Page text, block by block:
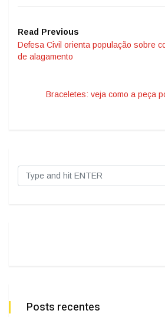
Read Previous
Defesa Civil orienta população sobre
de alagamento
Braceletes: veja como a peça
Posts recentes